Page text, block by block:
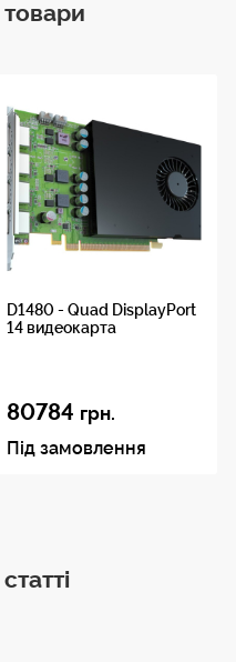
товари
D1480 - Quad DisplayPort
14 видеокарта
80784 грн.
Під замовлення